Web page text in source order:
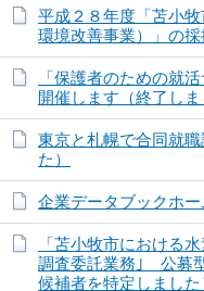
平成２８年度「苫小
環境改善事業）」の
「保護者のための就
開催します（終了しま
東京と札幌で合同就
た）
企業データブックホー
「苫小牧市における
調査委託業務｣ 公募
候補者を特定しました